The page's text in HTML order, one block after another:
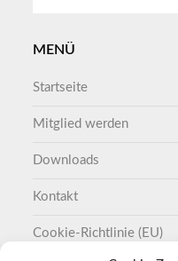
MENÜ
Startseite
Mitglied werden
Downloads
Kontakt
Cookie-Richtlinie (EU)